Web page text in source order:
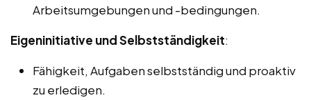
Arbeitsumgebungen und -bedingungen.
Eigeninitiative und Selbstständigkeit:
Fähigkeit, Aufgaben selbstständig und proaktiv
zu erledigen.